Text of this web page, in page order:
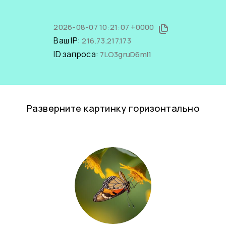
2026-08-07 10:21:07 +0000
Ваш IP:216.73.217.173
ID запроса: 7LO3gruD6mI1
Разверните картинку горизонтально